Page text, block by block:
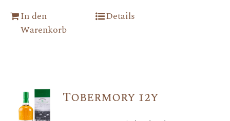
In den
Warenkorb
Details
Tobermory 12y